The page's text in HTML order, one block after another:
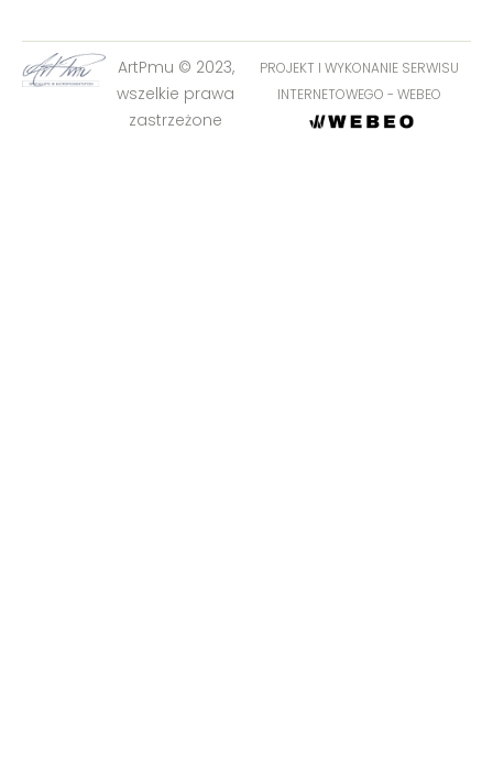
ArtPmu © 2023,
wszelkie prawa
zastrzeżone
PROJEKT I WYKONANIE SERWISU
INTERNETOWEGO - WEBEO